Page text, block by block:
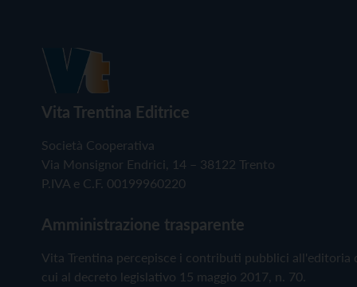
Vita Trentina Editrice
Società Cooperativa
Via Monsignor Endrici, 14 – 38122 Trento
P.IVA e C.F. 00199960220
Amministrazione trasparente
Vita Trentina percepisce i contributi pubblici all'editoria
cui al decreto legislativo 15 maggio 2017, n. 70.